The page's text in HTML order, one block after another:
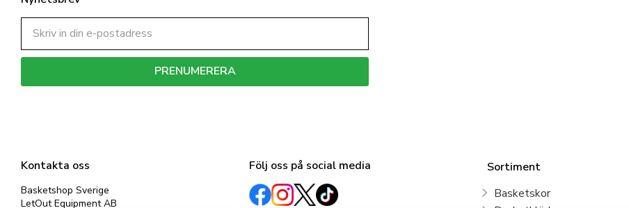
Kontakta oss
Basketshop Sverige
LetOut Equipment AB
Följ oss på social media
Sortiment
Basketskor
PRENUMERERA